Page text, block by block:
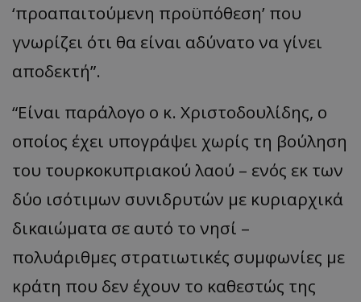
‘προαπαιτούμενη προϋπόθεση’ που
γνωρίζει ότι θα είναι αδύνατο ναγίνει
αποδεκτή”.
“Είναι παράλογο ο κ. Χριστοδουλίδης, ο
οποίος έχει υπογράψει χωρίς τη βούληση
του τουρκοκυπριακού λαού – ενός εκ των
δύο ισότιμων συνιδρυτών με κυριαρχικά
δικαιώματα σε αυτό το νησί –
πολυάριθμες στρατιωτικές συμφωνίες με
κράτη που δεν έχουν το καθεστώς της